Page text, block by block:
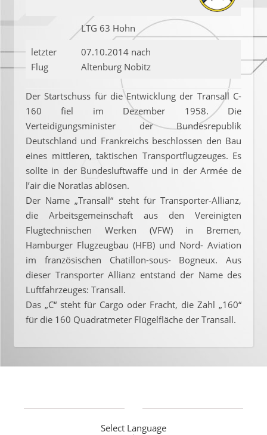
LTG 63 Hohn
letzter
Flug
07.10.2014 nach
Altenburg Nobitz
Der Startschuss für die Entwicklung der Transall C-
160 fiel im Dezember 1958. Die
Verteidigungsminister der Bundesrepublik
Deutschland und Frankreichs beschlossen den Bau
eines mittleren, taktischen Transportflugzeuges. Es
sollte in der Bundesluftwaffe und in der Armée de
l’air die Noratlas ablösen.
Der Name „Transall“ steht für Transporter-Allianz,
die Arbeitsgemeinschaft aus den Vereinigten
Flugtechnischen Werken (VFW) in Bremen,
Hamburger Flugzeugbau (HFB) und Nord- Aviation
im französischen Chatillon-sous- Bogneux. Aus
dieser Transporter Allianz entstand der Name des
Luftfahrzeuges: Transall.
Das „C“ steht für Cargo oder Fracht, die Zahl „160“
für die 160 Quadratmeter Flügelfläche der Transall.
Select Language